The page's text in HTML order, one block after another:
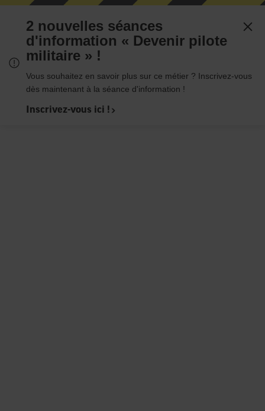
2 nouvelles séances
d'information « Devenir pilote
militaire » !
Vous souhaitez en savoir plus sur ce métier ? Inscrivez-vous
dès maintenant à la séance d'information !
Inscrivez-vous ici !
1. Pilote de jet 2. Pilote d’hélicoptère